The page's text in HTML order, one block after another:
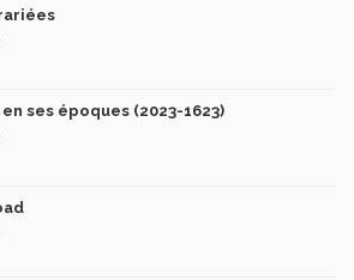
ses époques (2023-1623)